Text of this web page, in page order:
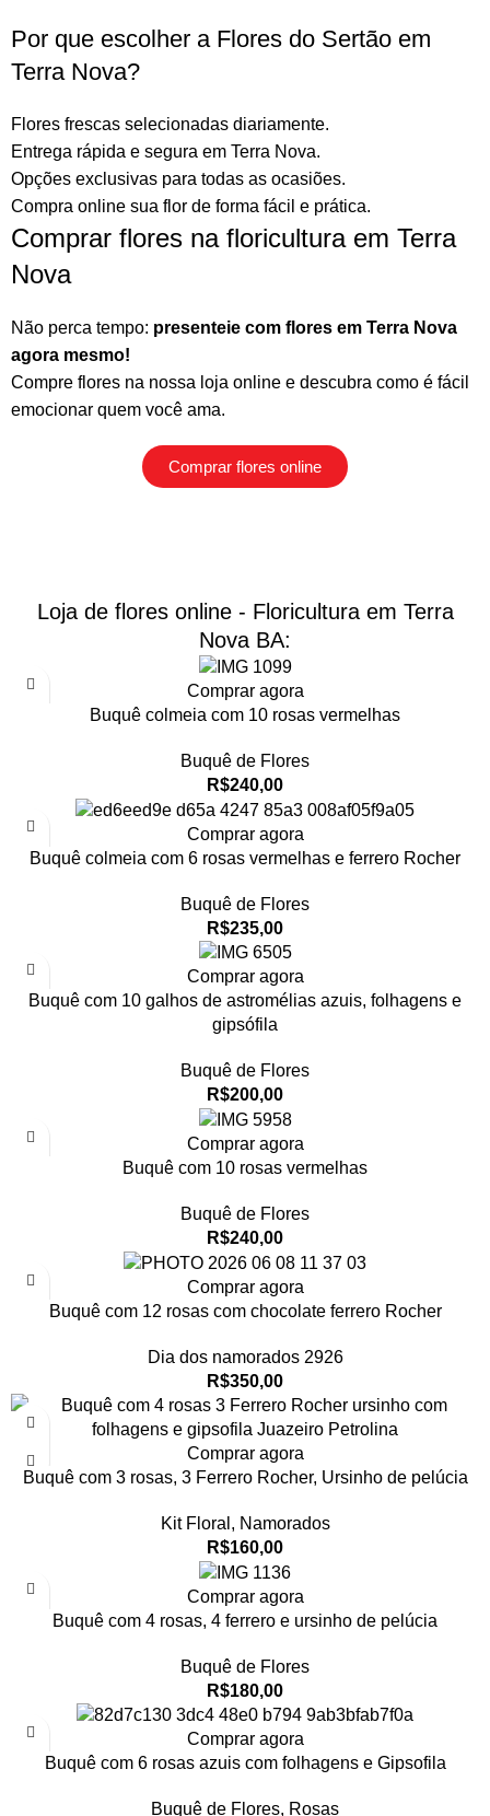
Por que escolher a Flores do Sertão em
Terra Nova?
Flores frescas selecionadas diariamente.
Entrega rápida e segura em Terra Nova.
Opções exclusivas para todas as ocasiões.
Compra online sua flor de forma fácil e prática.
Comprar flores na floricultura em Terra
Nova
Não perca tempo: presenteie com flores em Terra Nova
agora mesmo!
Compre flores na nossa loja online e descubra como é fácil
emocionar quem você ama.
Comprar flores online
Loja de flores online - Floricultura em Terra
Nova BA:
Comprar agora
Buquê colmeia com 10 rosas vermelhas
Buquê de Flores
R$240,00
Comprar agora
Buquê colmeia com 6 rosas vermelhas e ferrero Rocher
Buquê de Flores
R$235,00
Comprar agora
Buquê com 10 galhos de astromélias azuis, folhagens e
gipsófila
Buquê de Flores
R$200,00
Comprar agora
Buquê com 10 rosas vermelhas
Buquê de Flores
R$240,00
Comprar agora
Buquê com 12 rosas com chocolate ferrero Rocher
Dia dos namorados 2926
R$350,00
Comprar agora
Buquê com 3 rosas, 3 Ferrero Rocher, Ursinho de pelúcia
Kit Floral , Namorados
R$160,00
Comprar agora
Buquê com 4 rosas, 4 ferrero e ursinho de pelúcia
Buquê de Flores
R$180,00
Comprar agora
Buquê com 6 rosas azuis com folhagens e Gipsofila
Buquê de Flores, Rosas